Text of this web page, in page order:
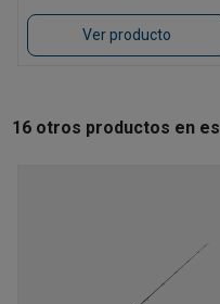
Ver producto
16 otros productos en